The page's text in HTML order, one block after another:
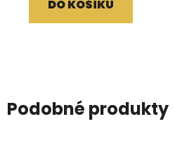
DO KOŠÍKU
Podobné produkty